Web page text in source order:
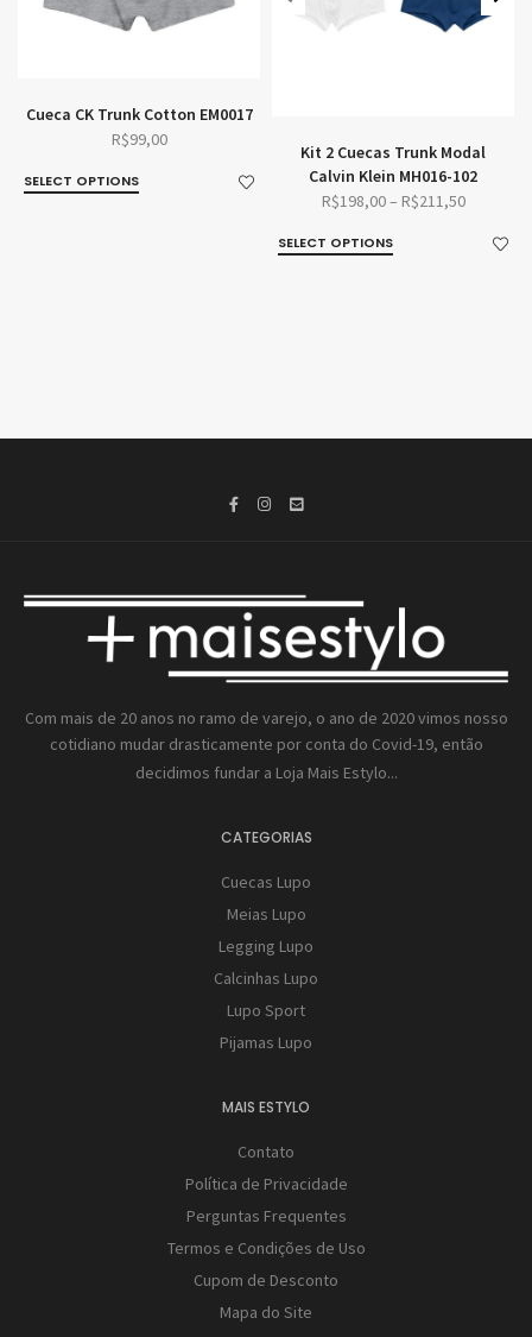
Cueca CK Trunk Cotton EM0017
R$99,00
SELECT OPTIONS
Kit 2 Cuecas Trunk Modal
Calvin Klein MH016-102
R$198,00– R$211,50
SELECT OPTIONS
Com mais de 20 anos no ramo de varejo, o ano de 2020 vimos nosso
cotidiano mudar drasticamente por conta do Covid-19, então
decidimos fundar a Loja Mais Estylo...
CATEGORIAS
Cuecas Lupo
Meias Lupo
Legging Lupo
Calcinhas Lupo
Lupo Sport
Pijamas Lupo
MAIS ESTYLO
Contato
Política de Privacidade
Perguntas Frequentes
Termos e Condições de Uso
Cupom de Desconto
Mapa do Site